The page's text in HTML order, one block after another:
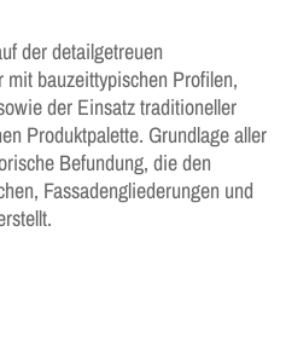
der detailgetreuen
bauzeittypischen Profilen,
der Einsatz traditioneller
Produktpalette. Grundlage aller
Befundung, die den
Fassadengliederungen und